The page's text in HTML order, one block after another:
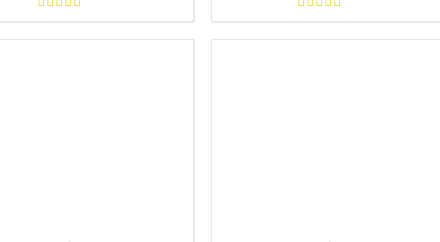
0
out
0
out